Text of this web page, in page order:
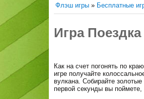
Флэш игры » Бесплатные
Игра
Как на счет погонять по
игре получайте
вулкана. Собирайте
первой секунды вы